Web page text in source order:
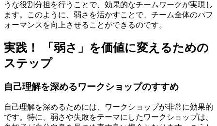
うな役割分担を行うことで、効果的なチームワークが実現し
ます。このように、弱さを活かすことで、チーム全体のパフ
ォーマンスを向上させることができるのです。
実践！ 「弱さ」を価値に変えるための
ステップ
自己理解を深めるワークショップのすすめ
自己理解を深めるためには、ワークショップが非常に効果的
です。特に、弱さや失敗をテーマにしたワークショップは、